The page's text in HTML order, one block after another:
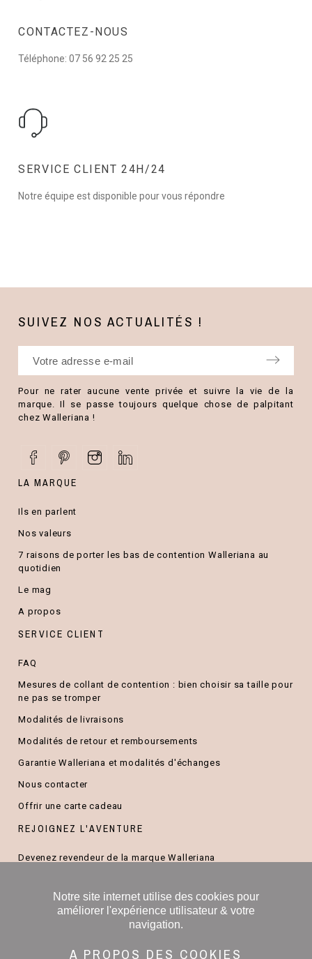
CONTACTEZ-NOUS
Téléphone: 07 56 92 25 25
SERVICE CLIENT 24H/24
Notre équipe est disponible pour vous répondre
SUIVEZ NOS ACTUALITÉS !
Pour ne rater aucune vente privée et suivre la vie de la
marque. Il se passe toujours quelque chose de palpitant
chez Walleriana !
LA MARQUE
Ils en parlent
Nos valeurs
7 raisons de porter les bas de contention Walleriana au
quotidien
Le mag
A propos
SERVICE CLIENT
FAQ
Mesures de collant de contention : bien choisir sa taille pour
ne pas se tromper
Modalités de livraisons
Modalités de retour et remboursements
Garantie Walleriana et modalités d'échanges
Nous contacter
Offrir une carte cadeau
REJOIGNEZ L'AVENTURE
Devenez revendeur de la marque Walleriana
B2B/cadeaux d'entreprise
Commerciaux indépendants
Notre site internet utilise des cookies pour
améliorer l'expérience utilisateur & votre
navigation.
A PROPOS DES COOKIES